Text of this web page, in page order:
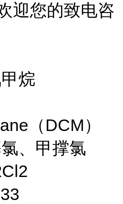
迎您的致电咨
烷
（DCM）
、甲撑氯